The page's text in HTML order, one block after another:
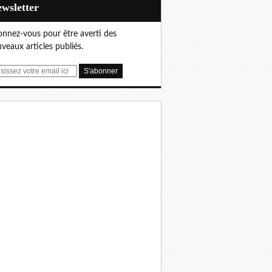
vous pour être averti des
articles publiés.